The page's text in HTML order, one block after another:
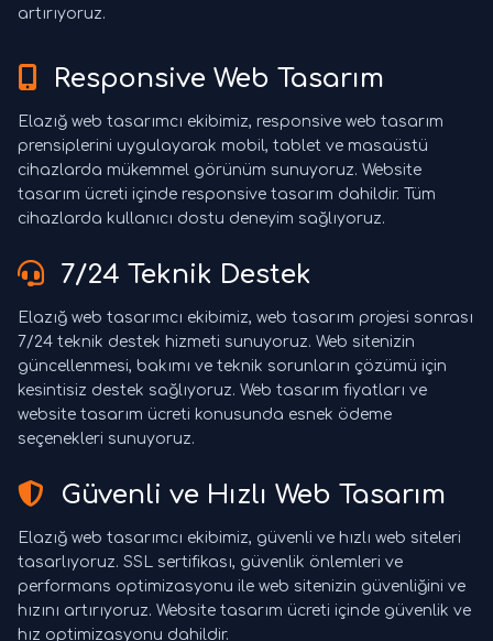
artırıyoruz.
Responsive Web Tasarım
Elazığ web tasarımcı ekibimiz, responsive web tasarım
prensiplerini uygulayarak mobil, tablet ve masaüstü
cihazlarda mükemmel görünüm sunuyoruz. Website
tasarım ücreti içinde responsive tasarım dahildir. Tüm
cihazlarda kullanıcı dostu deneyim sağlıyoruz.
7/24 Teknik Destek
Elazığ web tasarımcı ekibimiz, web tasarım projesi sonrası
7/24 teknik destek hizmeti sunuyoruz. Web sitenizin
güncellenmesi, bakımı ve teknik sorunların çözümü için
kesintisiz destek sağlıyoruz. Web tasarım fiyatları ve
website tasarım ücreti konusunda esnek ödeme
seçenekleri sunuyoruz.
Güvenli ve Hızlı Web Tasarım
Elazığ web tasarımcı ekibimiz, güvenli ve hızlı web siteleri
tasarlıyoruz. SSL sertifikası, güvenlik önlemleri ve
performans optimizasyonu ile web sitenizin güvenliğini ve
hızını artırıyoruz. Website tasarım ücreti içinde güvenlik ve
hız optimizasyonu dahildir.